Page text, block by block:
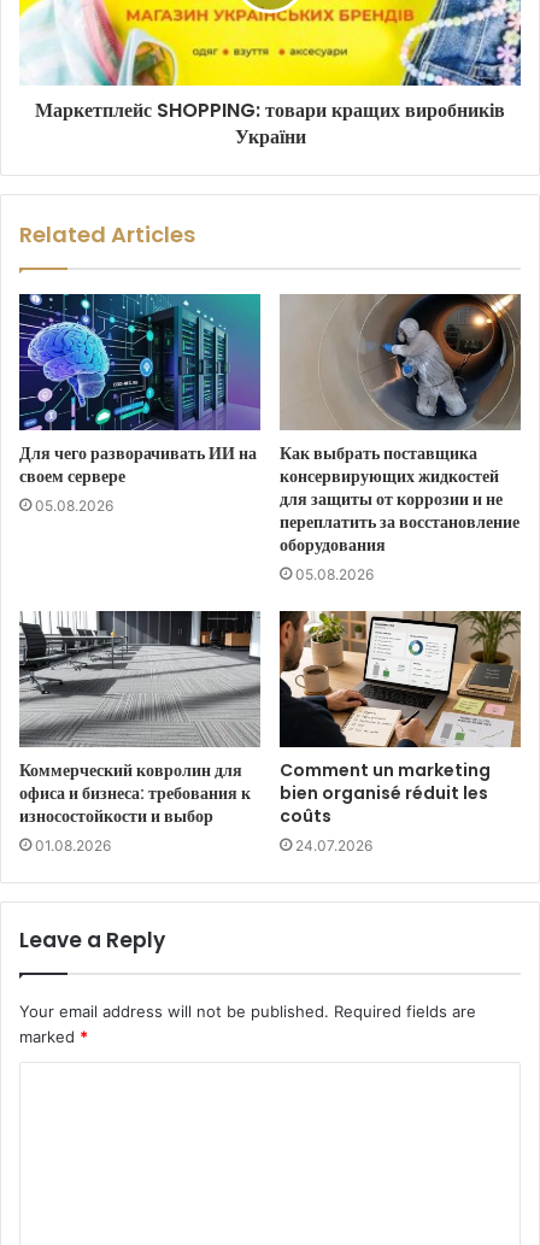
Маркетплейс SHOPPING: товари кращих виробників
України
Related Articles
Для чего разворачивать ИИ на
своем сервере
05.08.2026
Как выбрать поставщика
консервирующих жидкостей
для защиты от коррозии и не
переплатить за восстановление
оборудования
05.08.2026
Коммерческий ковролин для
офиса и бизнеса: требования к
износостойкости и выбор
01.08.2026
Comment un marketing
bien organisé réduit les
coûts
24.07.2026
Leave a Reply
Your email address will not be published. Required fields are
marked *